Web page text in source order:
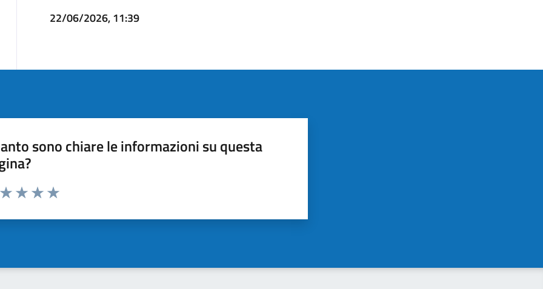
22/06/2026, 11:39
sono chiare le informazioni su questa
da 1 a 5 stelle la pagina